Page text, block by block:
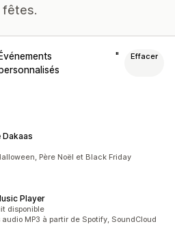
fêtes.
Effacer
Père Noël et Black Friday
Player
disponible
MP3 à partir de Spotify, SoundCloud